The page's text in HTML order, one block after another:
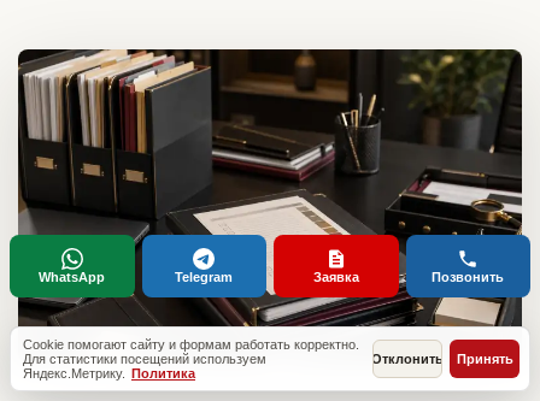
Cookie помогают сайту и формам работать корректно.
Для статистики посещений используем
Яндекс.Метрику. Политика
Отклонить Принять
WhatsApp Telegram Заявка Позвонить